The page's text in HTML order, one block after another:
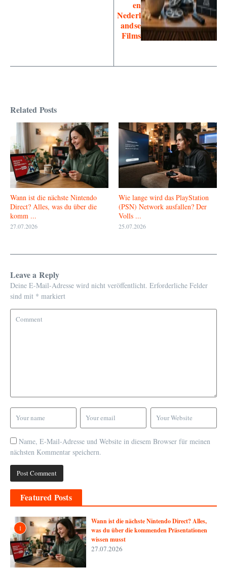
en
Nederl
andse
Films
Related Posts
Wann ist die nächste Nintendo
Direct? Alles, was du über die
komm ...
27.07.2026
Wie lange wird das PlayStation
(PSN) Network ausfallen? Der
Volls ...
25.07.2026
Leave a Reply
Deine E-Mail-Adresse wird nicht veröffentlicht. Erforderliche Felder
sind mit * markiert
Name, E-Mail-Adresse und Website in diesem Browser für meinen
nächsten Kommentar speichern.
Featured Posts
1
Wann ist die nächste Nintendo Direct? Alles,
was du über die kommenden Präsentationen
wissen musst
27.07.2026